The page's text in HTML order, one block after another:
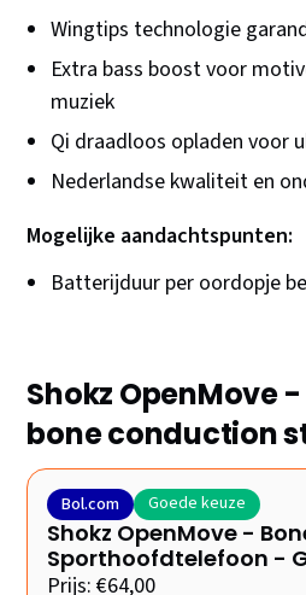
Wingtips technologie
Extra bass boost voor
muziek
Qi draadloos opladen voor
Nederlandse kwaliteit en
Mogelijke aandachtspunten:
Batterijduur per oordopje
Shokz OpenMove
bone conduction
Bol.com Goede keuze
Shokz OpenMove -
Sporthoofdtelefoon -
Prijs: €64,00